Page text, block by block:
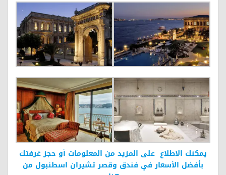
يمكنك الاطلاع على المزيد من المعلومات أو حجز غرفتك
بأفضل الأسعار في فندق وقصر تشيران اسطنبول من